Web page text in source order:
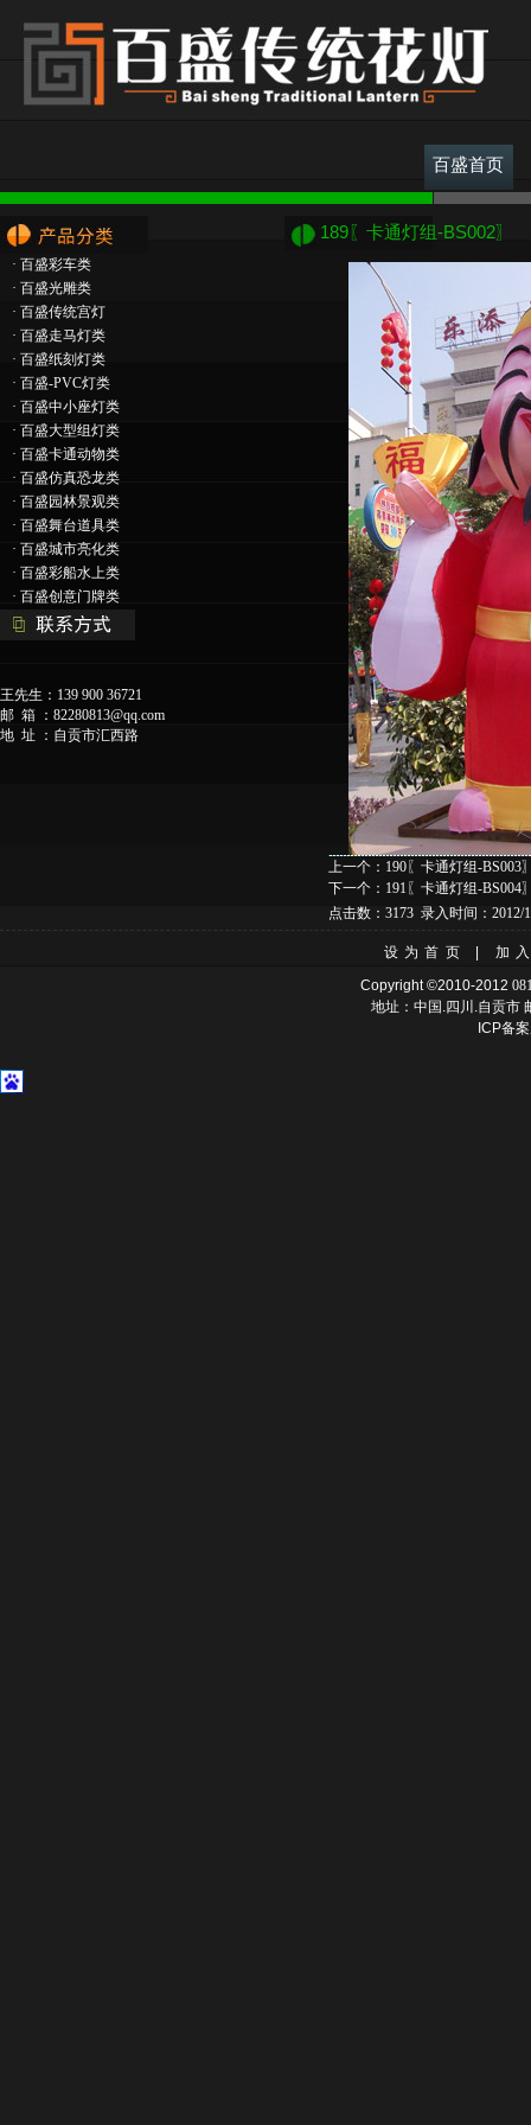
百盛首页
· 百盛彩车类
· 百盛光雕类
· 百盛传统宫灯
· 百盛走马灯类
· 百盛纸刻灯类
· 百盛-PVC灯类
· 百盛中小座灯类
· 百盛大型组灯类
· 百盛卡通动物类
· 百盛仿真恐龙类
· 百盛园林景观类
· 百盛舞台道具类
· 百盛城市亮化类
· 百盛彩船水上类
· 百盛创意门牌类
王先生：139 900 36721
邮 箱 ： 82280813@qq.com
地 址 ：自贡市汇西路
189〖卡通灯组-BS002〗
上一个： 190〖卡通灯组-BS003
下一个： 191〖卡通灯组-BS004
点击数：3173 录入时间：2012/
设为首页 |加
Copyright ©2010-2012
地址：中国.四川.自贡
ICP备